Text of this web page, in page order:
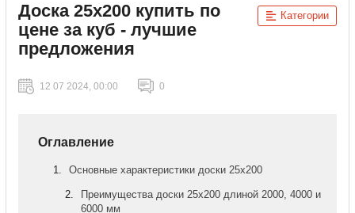
Доска 25х200 купить по
цене за куб - лучшие
предложения
Категории
12 07 2024, 00:00 0
Оглавление
Основные характеристики доски 25x200
Преимущества доски 25x200 длиной 2000, 4000 и
6000 мм